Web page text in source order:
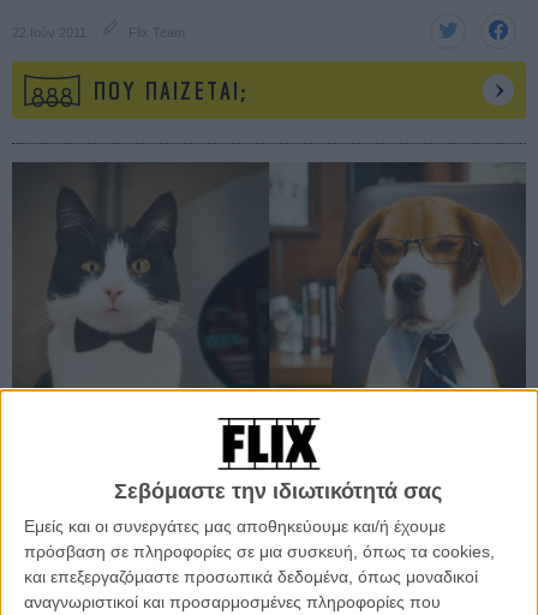
Σεβόμαστε την ιδιωτικότητά σας
Εμείς και οι συνεργάτες μας αποθηκεύουμε και/ή έχουμε
πρόσβαση σε πληροφορίες σε μια συσκευή, όπως τα cookies,
και επεξεργαζόμαστε προσωπικά δεδομένα, όπως μοναδικοί
αναγνωριστικοί και προσαρμοσμένες πληροφορίες που
22 Ιούν 2011 Flix Team
ΠΟΥ ΠΑΙΖΕΤΑΙ;
Προσθέστε το Flix στις προτιμήσεις σας στο
Google